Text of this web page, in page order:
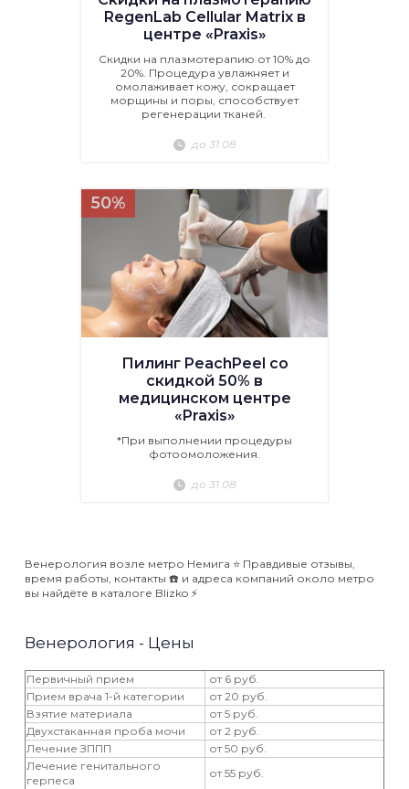
RegenLab Cellular Matrix в
центре «Praxis»
Скидки на плазмотерапию от 10% до
20%. Процедура увлажняет и
омолаживает кожу, сокращает
морщины и поры, способствует
регенерации тканей.
до 31.08
50%
Пилинг PeachPeel со
скидкой 50% в
медицинском центре
«Praxis»
*При выполнении процедуры
фотоомоложения.
до 31.08
Венерология возле метро Немига ⭐️ Правдивые отзывы,
время работы, контакты ☎️ и адреса компаний около метро
вы найдёте в каталоге Blizko ⚡️
Венерология - Цены
Первичный прием
от 6 руб.
Прием врача 1-й категории
от 20 руб.
Взятие материала
от 5 руб.
Двухстаканная проба мочи
от 2 руб.
Лечение ЗППП
от 50 руб.
Лечение генитального
герпеса
от 55 руб.